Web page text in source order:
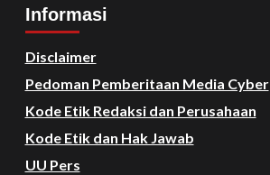
Informasi
Disclaimer
Pedoman Pemberitaan Media Cyber
Kode Etik Redaksi dan Perusahaan
Kode Etik dan Hak Jawab
UU Pers